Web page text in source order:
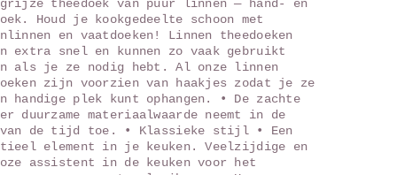
theedoek van puur linnen — hand- en
Houd je kookgedeelte schoon met
en vaatdoeken! Linnen theedoeken
extra snel en kunnen zo vaak gebruikt
als je ze nodig hebt. Al onze linnen
zijn voorzien van haakjes zodat je ze
handige plek kunt ophangen. • De zachte
duurzame materiaalwaarde neemt in de
de tijd toe. • Klassieke stijl • Een
element in je keuken. Veelzijdige en
assistent in de keuken voor het